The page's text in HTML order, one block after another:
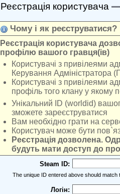
Реєстрація користувача
Чому і як реєструватися?
Реєстрація користувача
профілю вашого гравця(ів)
Користувачі з привілеями
Керування Адміністратора
Користувачі з привілеями
профіль того клану у якому
Унікальний ID (worldid)
зможете зареєструватися
Вам необхідно грати на
Користувач може бути
Реєстрація дозволена.
будуть мати доступ до
Steam ID:
The unique ID entered above should match
Логін: